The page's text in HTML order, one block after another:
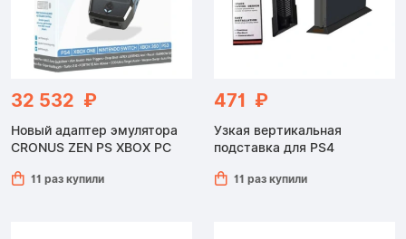
32 532 ₽
Новый адаптер эмулятора
CRONUS ZEN PS XBOX PC
11 раз купили
471 ₽
Узкая вертикальная
подставка для PS4
11 раз купили